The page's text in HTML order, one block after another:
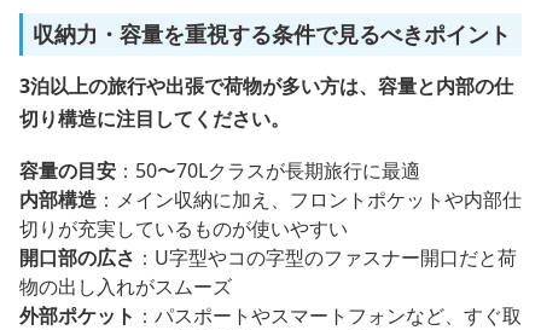
収納力・容量を重視する条件で見るべきポイント
3泊以上の旅行や出張で荷物が多い方は、容量と内部の仕
切り構造に注目してください。
容量の目安 ：50〜70Lクラスが長期旅行に最適
内部構造 ：メイン収納に加え、フロントポケットや内部仕
切りが充実しているものが使いやすい
開口部の広さ ：U字型やコの字型のファスナー開口だと荷
物の出し入れがスムーズ
外部ポケット ：パスポートやスマートフォンなど、すぐ取